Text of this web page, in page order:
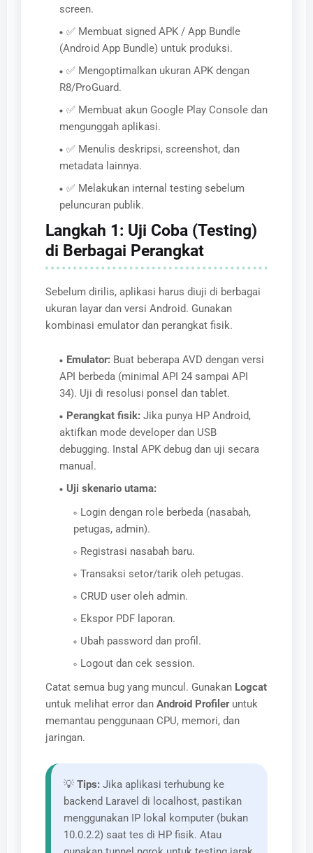
screen.
✅ Membuat signed APK / App Bundle
(Android App Bundle) untuk produksi.
✅ Mengoptimalkan ukuran APK dengan
R8/ProGuard.
✅ Membuat akun Google Play Console dan
mengunggah aplikasi.
✅ Menulis deskripsi, screenshot, dan
metadata lainnya.
✅ Melakukan internal testing sebelum
peluncuran publik.
Langkah 1: Uji Coba (Testing)
di Berbagai Perangkat
Sebelum dirilis, aplikasi harus diuji di berbagai
ukuran layar dan versi Android. Gunakan
kombinasi emulator dan perangkat fisik.
Emulator: Buat beberapa AVD dengan versi
API berbeda (minimal API 24 sampai API
34). Uji di resolusi ponsel dan tablet.
Perangkat fisik: Jika punya HP Android,
aktifkan mode developer dan USB
debugging. Instal APK debug dan uji secara
manual.
Uji skenario utama:
Login dengan role berbeda (nasabah,
petugas, admin).
Registrasi nasabah baru.
Transaksi setor/tarik oleh petugas.
CRUD user oleh admin.
Ekspor PDF laporan.
Ubah password dan profil.
Logout dan cek session.
Catat semua bug yang muncul. Gunakan Logcat
untuk melihat error dan Android Profileruntuk
memantau penggunaan CPU, memori, dan
jaringan.
💡 Tips: Jika aplikasi terhubung ke
backend Laravel di localhost, pastikan
menggunakan IP lokal komputer (bukan
10.0.2.2) saat tes di HP fisik. Atau